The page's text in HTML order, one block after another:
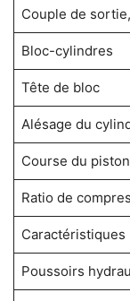
Couple de
Bloc-cylindres
Tête de bloc
Alésage du
Course du
Ratio de
Caractéristiques
Poussoirs